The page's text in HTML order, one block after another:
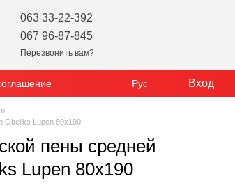
063 33-22-392
067 96-87-845
Перезвонить вам?
Рус Вход
Obeliks Lupen 80x190
пены средней
Lupen 80x190